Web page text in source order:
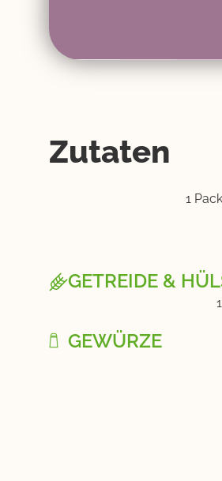
Zutaten
1
GETREIDE &
GEWÜRZE